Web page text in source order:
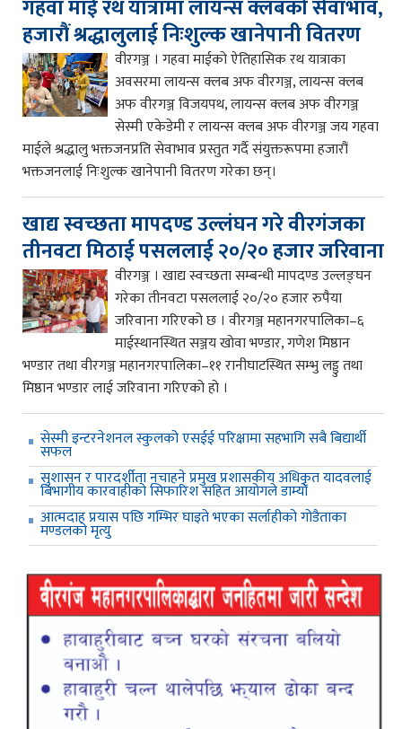
गहवा माई रथ यात्रामा लायन्स क्लबको सेवाभाव,
हजारौं श्रद्धालुलाई निःशुल्क खानेपानी वितरण
वीरगञ्ज । गहवा माईको ऐतिहासिक रथ यात्राका
अवसरमा लायन्स क्लब अफ वीरगञ्ज, लायन्स क्लब
अफ वीरगञ्ज विजयपथ, लायन्स क्लब अफ वीरगञ्ज
सेस्मी एकेडेमी र लायन्स क्लब अफ वीरगञ्ज जय गहवा
माईले श्रद्धालु भक्तजनप्रति सेवाभाव प्रस्तुत गर्दै संयुक्तरूपमा हजारौं
भक्तजनलाई निःशुल्क खानेपानी वितरण गरेका छन्।
खाद्य स्वच्छता मापदण्ड उल्लंघन गरे वीरगंजका
तीनवटा मिठाई पसललाई २०/२० हजार जरिवाना
वीरगञ्ज । खाद्य स्वच्छता सम्बन्धी मापदण्ड उल्लङ्घन
गरेका तीनवटा पसललाई २०/२० हजार रुपैया
जरिवाना गरिएको छ । वीरगञ्ज महानगरपालिका–६
माईस्थानस्थित सञ्जय खोवा भण्डार, गणेश मिष्ठान
भण्डार तथा वीरगञ्ज महानगरपालिका–११ रानीघाटस्थित सम्भु लड्डु तथा
मिष्ठान भण्डार लाई जरिवाना गरिएको हो ।
सेस्मी इन्टरनेशनल स्कुलको एसईई परिक्षामा सहभागि सबै बिद्यार्थी
सफल
सुशासन र पारदर्शीता नचाहने प्रमुख प्रशासकीय अधिकृत यादवलाई
बिभागीय कारवाहीको सिफारिश सहित आयोगले डाम्यो
आत्मदाह प्रयास पछि गम्भिर घाइते भएका सर्लाहीको गोडैताका
मण्डलको मृत्यु